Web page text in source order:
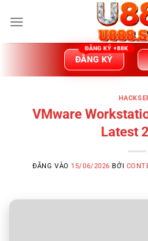
qua
ĐĂNG KÝ
VMware
Latest
ĐĂNG VÀO 15/06/2026 BỞI